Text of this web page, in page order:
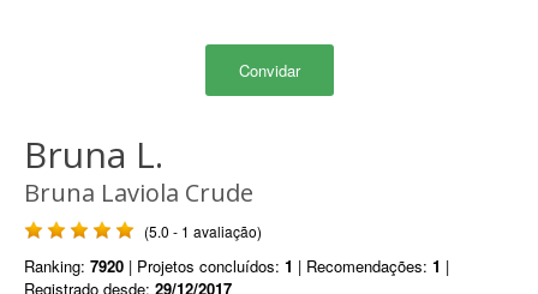
Convidar
Bruna L.
Bruna Laviola Crude
(5.0 - 1 avaliação)
Ranking: 7920 | Projetos concluídos: 1 | Recomendações: 1 |
Registrado desde: 29/12/2017